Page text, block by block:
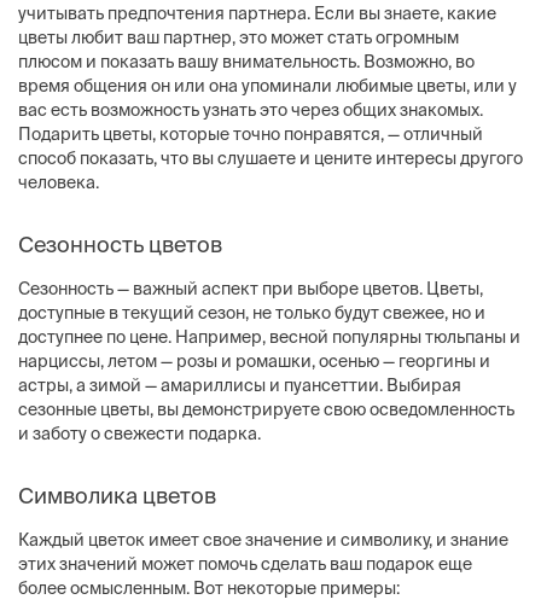
учитывать предпочтения партнера. Если вы знаете, какие
цветы любит ваш партнер, это может стать огромным
плюсом и показать вашу внимательность. Возможно, во
время общения он или она упоминали любимые цветы, или у
вас есть возможность узнать это через общих знакомых.
Подарить цветы, которые точно понравятся, — отличный
способ показать, что вы слушаете и цените интересы другого
человека.
Сезонность цветов
Сезонность — важный аспект при выборе цветов. Цветы,
доступные в текущий сезон, не только будут свежее, но и
доступнее по цене. Например, весной популярны тюльпаны и
нарциссы, летом — розы и ромашки, осенью — георгины и
астры, а зимой — амариллисы и пуансеттии. Выбирая
сезонные цветы, вы демонстрируете свою осведомленность
и заботу о свежести подарка.
Символика цветов
Каждый цветок имеет свое значение и символику, и знание
этих значений может помочь сделать ваш подарок еще
более осмысленным. Вот некоторые примеры: